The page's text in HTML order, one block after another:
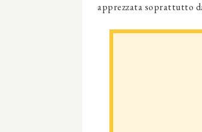
apprezzata soprattutto